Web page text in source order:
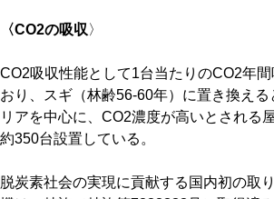
〈CO2の吸収〉
CO2吸収性能として1台当たりのCO2年
おり、スギ（林齢56-60年）に置き換え
リアを中心に、CO2濃度が高いとされる
約350台設置している。
脱炭素社会の実現に貢献する国内初の取